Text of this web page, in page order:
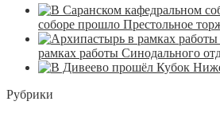
соборе прошло Престольное
рамках работы Синодального
Рубрики